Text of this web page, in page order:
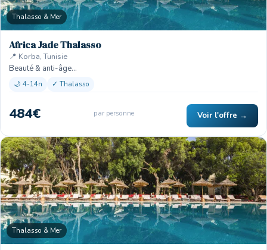
Thalasso & Mer
Africa Jade Thalasso
📍 Korba, Tunisie
Beauté & anti-âge…
🌙 4-14n ✓ Thalasso
484€ par personne Voir l'offre →
Thalasso & Mer